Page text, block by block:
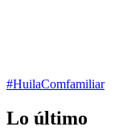
#HuilaComfamiliar
Lo último